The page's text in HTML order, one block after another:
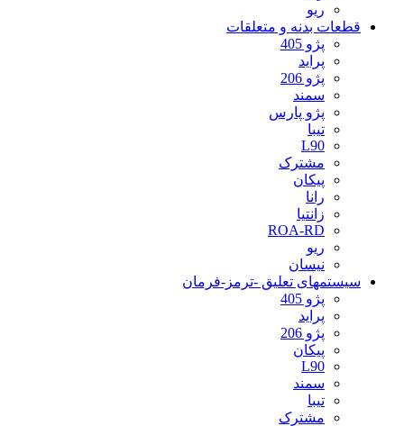
ریو
قطعات بدنه و متعلقات
پژو 405
پراید
پژو 206
سمند
پژو پارس
تیبا
L90
مشترک
پیکان
رانا
زانتیا
ROA-RD
ریو
نیسان
سیستمهای تعلیق -ترمز-فرمان
پژو 405
پراید
پژو 206
پیکان
L90
سمند
تیبا
مشترک